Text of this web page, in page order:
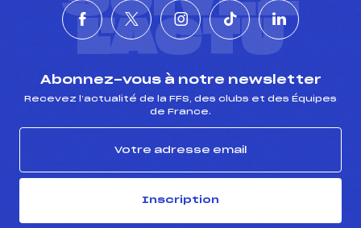
L'ACTU
Abonnez-vous à notre newsletter
Recevez l’actualité de la FFS, des clubs et des Équipes
de France.
Inscription